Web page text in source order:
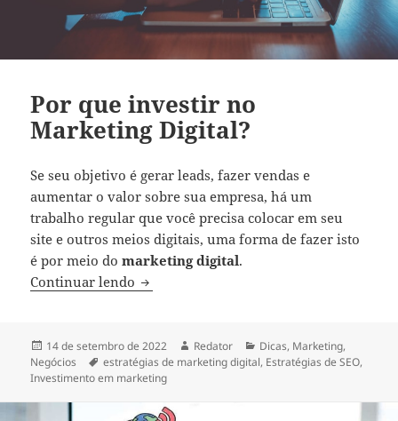
Por que investir no
Marketing Digital?
Se seu objetivo é gerar leads, fazer vendas e
aumentar o valor sobre sua empresa,há um
trabalho regular que você precisa colocar em seu
site e outros meios digitais, uma forma de fazer isto
é por meio do marketing digital.
Continuar lendo Por que investir no Marketing Digital?
Publicado
em
14 de setembro de 2022 Autor
Redator Categorias
Dicas, Marketing,
Negócios
Tags
estratégias de marketing digital, Estratégias de SEO,
Investimento em marketing